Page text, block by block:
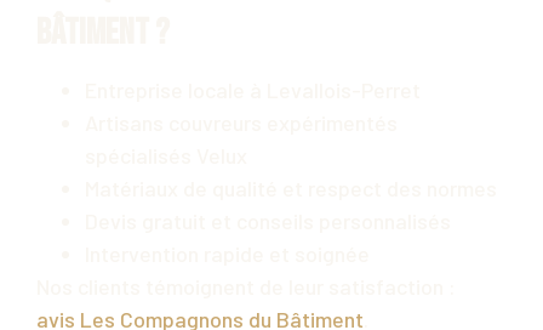
avis Les Compagnons du Bâtiment